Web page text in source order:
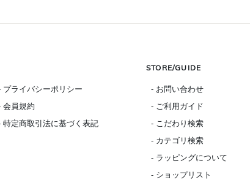
プライバシーポリシー
会員規約
特定商取引法に基づく表記
STORE/GUIDE
- お問い合わせ
- ご利用ガイド
- こだわり検索
- カテゴリ検索
- ラッピングについて
- ショップリスト